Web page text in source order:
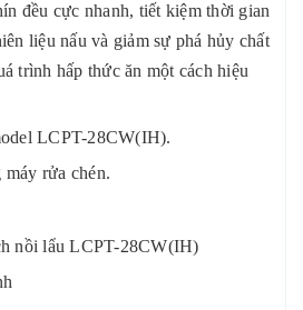
đều cực nhanh, tiết kiệm thời gian
liệu nấu và giảm sự phá hủy chất
trình hấp thức ăn một cách hiệu
LCPT-28CW(IH).
rửa chén.
nồi lẩu LCPT-28CW(IH)